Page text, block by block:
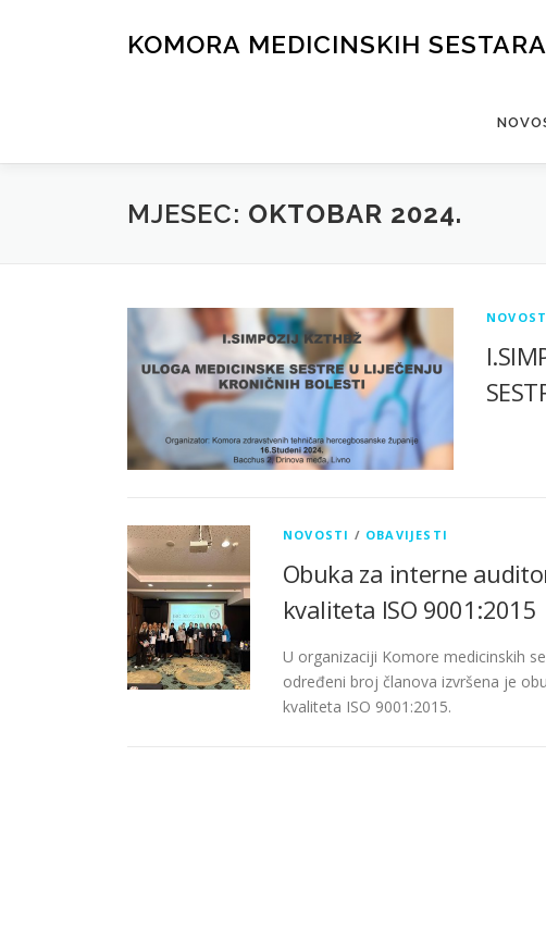
KOMORA MEDICINSKIH
MJESEC: OKTOBAR 2024.
NOVOSTI / OBAVIJESTI
Obuka za interne
kvaliteta ISO 9001:2015
U organizaciji Komore medicinskih
određeni broj članova izvršena je
kvaliteta ISO 9001:2015.